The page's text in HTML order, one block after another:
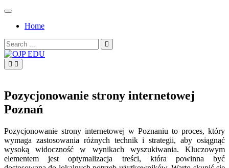
Skip
contentHome
Search
for:
Pozycjonowanie strony internetowej
Poznań
Pozycjonowanie strony internetowej w Poznaniu to proces, który
wymaga zastosowania różnych technik i strategii, aby osiągnąć
wysoką widoczność w wynikach wyszukiwania. Kluczowym
elementem jest optymalizacja treści, która powinna być